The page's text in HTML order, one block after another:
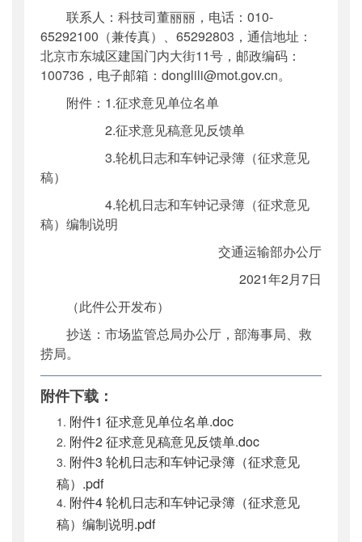
联系人：科技司董丽丽，电话：010-
65292100（兼传真）、65292803，通信地址：
北京市东城区建国门内大街11号，邮政编码：
100736，电子邮箱：donglili@mot.gov.cn。
附件：1.征求意见单位名单
2.征求意见稿意见反馈单
3.轮机日志和车钟记录簿（征求意见
稿）
4.轮机日志和车钟记录簿（征求意见
稿）编制说明
交通运输部办公厅
2021年2月7日
（此件公开发布）
抄送：市场监管总局办公厅，部海事局、救
捞局。
附件下载：
附件1 征求意见单位名单.doc
附件2 征求意见稿意见反馈单.doc
附件3 轮机日志和车钟记录簿（征求意见
稿）.pdf
附件4 轮机日志和车钟记录簿（征求意见
稿）编制说明.pdf